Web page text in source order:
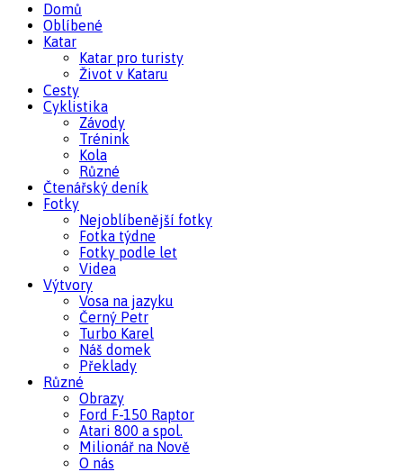
Domů
Oblíbené
Katar
Katar pro turisty
Život v Kataru
Cesty
Cyklistika
Závody
Trénink
Kola
Různé
Čtenářský deník
Fotky
Nejoblíbenější fotky
Fotka týdne
Fotky podle let
Videa
Výtvory
Vosa na jazyku
Černý Petr
Turbo Karel
Náš domek
Překlady
Různé
Obrazy
Ford F-150 Raptor
Atari 800 a spol.
Milionář na Nově
O nás